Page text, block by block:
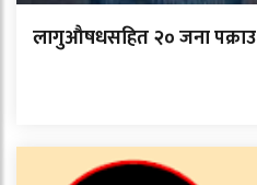
लागुऔषधसहित २० जना पक्राउ